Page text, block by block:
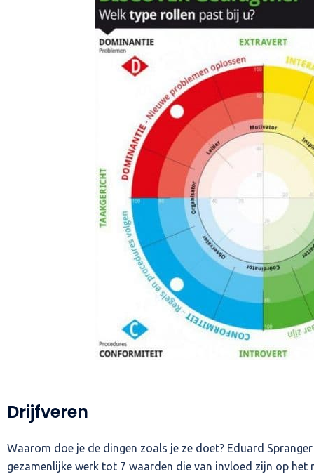
Drijfveren
Waarom doe je de dingen zoals je ze doet? Eduard
gezamenlijke werk tot 7 waarden die van invloed zijn op het